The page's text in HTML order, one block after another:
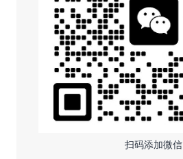
扫码添加微信